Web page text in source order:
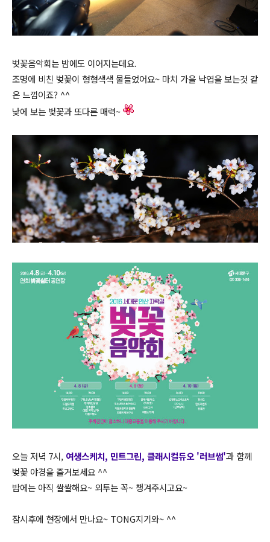
벚꽃음악회는 밤에도 이어지는데요.
조명에 비친 벚꽃이 형형색색 물들었어요~ 마치 가을 낙엽을 보는것 같
은 느낌이죠? ^^
낮에 보는 벚꽃과 또다른 매력~
오늘 저녁 7시, 여생스케치, 민트그린, 클래시컬듀오 '러브썸'과 함께
벚꽃 야경을 즐겨보세요 ^^
밤에는 아직 쌀쌀해요~ 외투는 꼭~ 챙겨주시고요~
잠시후에 현장에서 만나요~ TONG지기와~ ^^